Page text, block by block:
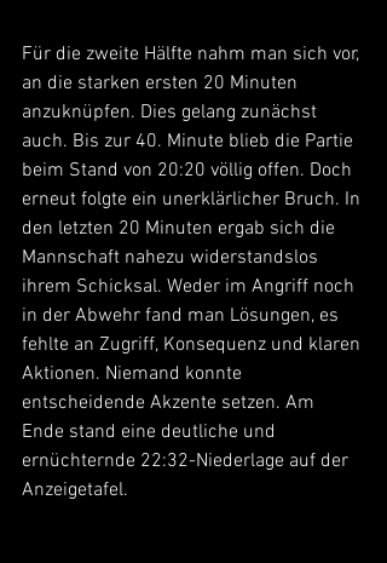
Für die zweite Hälfte nahm man sich vor,
an die starken ersten 20 Minuten
anzuknüpfen. Dies gelang zunächst
auch. Bis zur 40. Minute blieb die Partie
beim Stand von 20:20 völlig offen. Doch
erneut folgte ein unerklärlicher Bruch. In
den letzten 20 Minuten ergab sich die
Mannschaft nahezu widerstandslos
ihrem Schicksal. Weder im Angriff noch
in der Abwehr fand man Lösungen, es
fehlte an Zugriff, Konsequenz und klaren
Aktionen. Niemand konnte
entscheidende Akzente setzen. Am
Ende stand eine deutliche und
ernüchternde 22:32-Niederlage auf der
Anzeigetafel.